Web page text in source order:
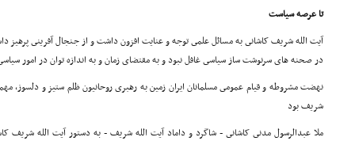
تا عرصه سیاست
آیت الله شریف کاشانى به مسائل علمى توجه و عنایت افزون داشت و از جنجال آفرینى پرهیز
در صحنه هاى سرنوشت ساز سیاسى غافل نبود و به مقتضاى زمان و به اندازه توان در امور
نهضت مشروطه و قیام عمومى مسلمانان ایران زمین به رهبرى روحانیون ظلم ستیز و دلسوز،
شریف بود
ملا عبدالرسول مدنى کاشانى - شاگرد و داماد آیت الله شریف - به دستور آیت الله شریف